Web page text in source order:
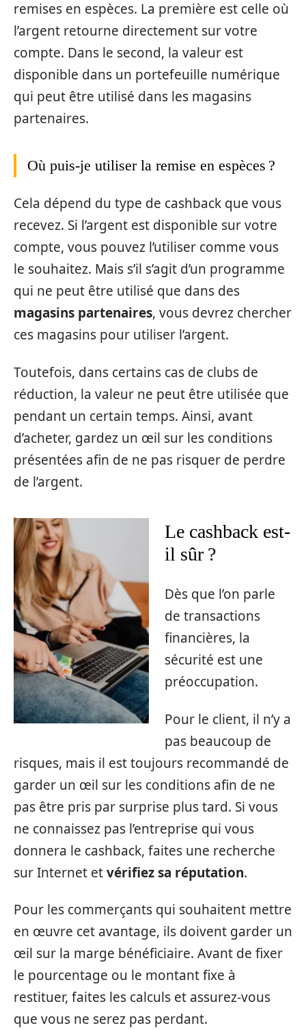
remises en espèces. La première est celle où
l’argent retourne directement sur votre
compte. Dans le second, la valeur est
disponible dans un portefeuille numérique
qui peut être utilisé dans les magasins
partenaires.
Où puis-je utiliser la remise en espèces ?
Cela dépend du type de cashback que vous
recevez. Si l’argent est disponible sur votre
compte, vous pouvez l’utiliser comme vous
le souhaitez. Mais s’il s’agit d’un programme
qui ne peut être utilisé que dans des
magasins partenaires, vous devrez chercher
ces magasins pour utiliser l’argent.
Toutefois, dans certains cas de clubs de
réduction, la valeur ne peut être utilisée que
pendant un certain temps. Ainsi, avant
d’acheter, gardez un œil sur les conditions
présentées afin de ne pas risquer de perdre
de l’argent.
Le cashback est-
il sûr ?
Dès que l’on parle
de transactions
financières, la
sécurité est une
préoccupation.
Pour le client, il n’y a
pas beaucoup de
risques, mais il est toujours recommandé de
garder un œil sur les conditions afin de ne
pas être pris par surprise plus tard. Si vous
ne connaissez pas l’entreprise qui vous
donnera le cashback, faites une recherche
sur Internet etvérifiez sa réputation.
Pour les commerçants qui souhaitent mettre
en œuvre cet avantage, ils doivent garder un
œil sur la marge bénéficiaire. Avant de fixer
le pourcentage ou le montant fixe à
restituer, faites les calculs et assurez-vous
que vous ne serez pas perdant.